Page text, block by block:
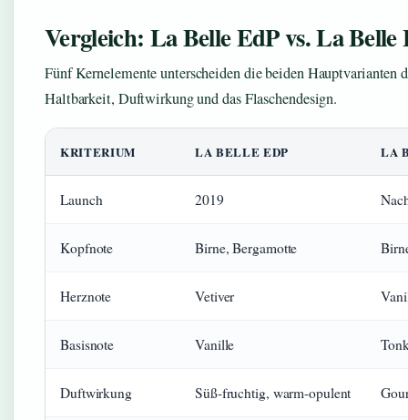
Vergleich: La Belle EdP vs. La
Fünf Kernelemente unterscheiden die beiden
Haltbarkeit, Duftwirkung und das Flaschendesign.
KRITERIUM LA BELLE EDP LA
Launch 2019
Kopfnote Birne, Bergamotte
Herznote Vetiver
Basisnote Vanille
Duftwirkung Süß-fruchtig, warm-opulent